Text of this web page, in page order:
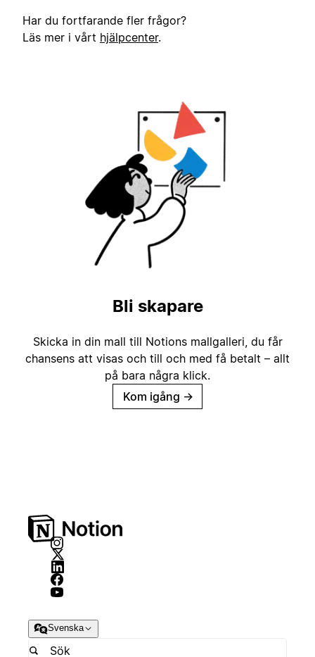
Har du fortfarande fler frågor?
Läs mer i vårt hjälpcenter.
Bli skapare
Skicka in din mall till Notions mallgalleri, du får
chansens att visas och till och med få betalt – allt
på bara några klick.
Kom igång →
Svenska